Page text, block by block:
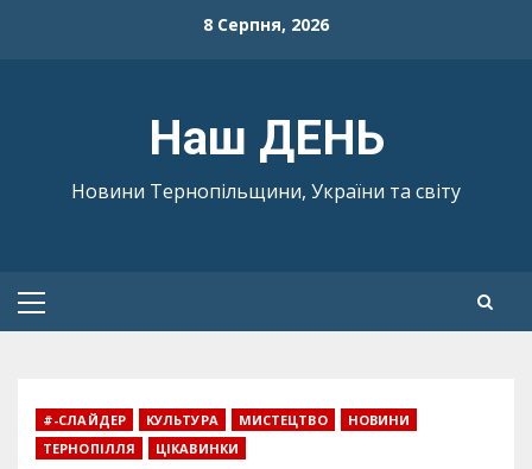
8 Серпня, 2026
Наш ДЕНЬ
Новини Тернопільщини, України та світу
Primary
#-СЛАЙДЕР КУЛЬТУРА МИСТЕЦТВО
НОВИНИ
ТЕРНОПІЛЛЯ
ЦІКАВИНКИ